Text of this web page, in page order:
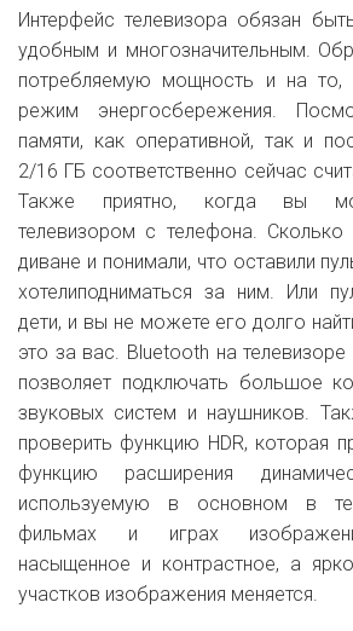
Интерфейс телевизора обязан
удобным и многозначительным.
потребляемую мощность и на то,
режим энергосбережения.
памяти, как оперативной, так и
2/16 ГБ соответственно сейчас
Также приятно, когда вы
телевизором с телефона.
диване и понимали, что оставили
хотелиподниматься за ним. Или
дети, и вы не можете его долго
это за вас. Bluetooth на
позволяет подключать большое
звуковых систем и наушников.
проверить функцию HDR, которая
функцию расширения
используемую в основном в
фильмах и играх
насыщенное и контрастное, а
участков изображения меняется.